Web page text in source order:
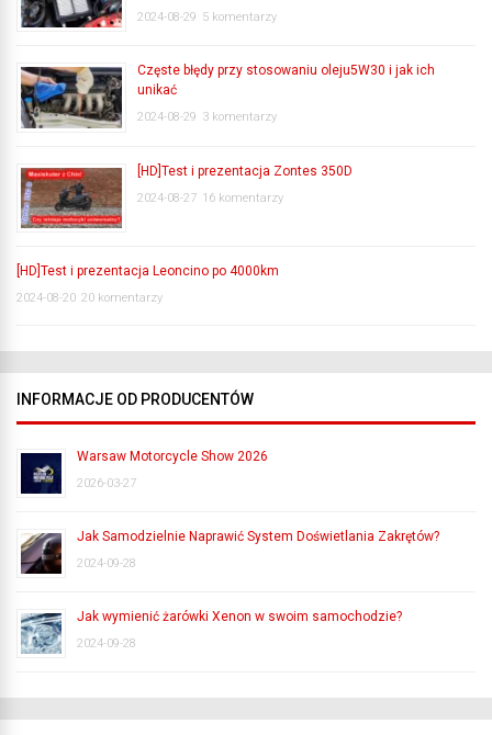
2024-08-29 5 komentarzy
Częste błędy przy stosowaniu oleju5W30 i jak ich
unikać
2024-08-29 3 komentarzy
[HD]Test i prezentacja Zontes 350D
2024-08-27 16 komentarzy
[HD]Test i prezentacja Leoncino po 4000km
2024-08-20 20 komentarzy
INFORMACJE OD PRODUCENTÓW
Warsaw Motorcycle Show 2026
2026-03-27
Jak Samodzielnie Naprawić System Doświetlania Zakrętów?
2024-09-28
Jak wymienić żarówki Xenon w swoim samochodzie?
2024-09-28